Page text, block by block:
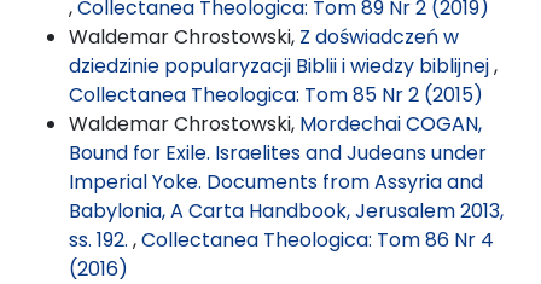
,Collectanea Theologica: Tom 89 Nr 2 (2019)
Waldemar Chrostowski, Z doświadczeń w
dziedzinie popularyzacji Biblii i wiedzy biblijnej,
Collectanea Theologica: Tom 85 Nr 2 (2015)
Waldemar Chrostowski, Mordechai COGAN,
Bound for Exile. Israelites and Judeans under
Imperial Yoke. Documents from Assyria and
Babylonia, A Carta Handbook, Jerusalem 2013,
ss. 192. ,Collectanea Theologica: Tom 86 Nr 4
(2016)